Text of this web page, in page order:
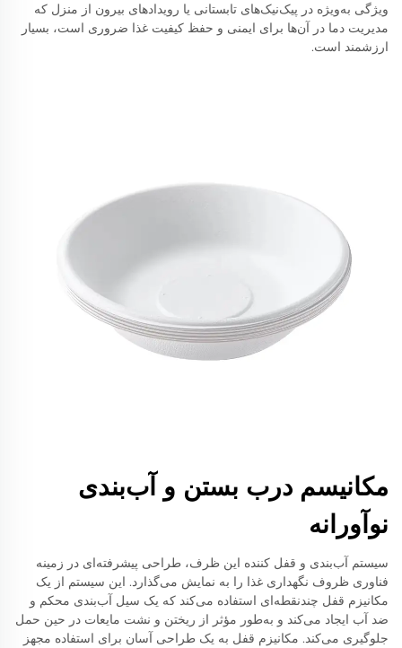
ویژگی به‌ویژه در پیک‌نیک‌های تابستانی یا رویدادهای بیرون از منزل که
مدیریت دما در آن‌ها برای ایمنی و حفظ کیفیت غذا ضروری است، بسیار
ارزشمند است.
مکانیسم درب بستن و آب‌بندی
نوآورانه
سیستم آب‌بندی و قفل کننده این ظرف، طراحی پیشرفته‌ای در زمینه
فناوری ظروف نگهداری غذا را به نمایش می‌گذارد. این سیستم از یک
مکانیزم قفل چندنقطه‌ای استفاده می‌کند که یک سیل آب‌بندی محکم و
ضد آب ایجاد می‌کند و به‌طور مؤثر از ریختن و نشت مایعات در حین حمل
جلوگیری می‌کند. مکانیزم قفل به یک طراحی آسان برای استفاده مجهز